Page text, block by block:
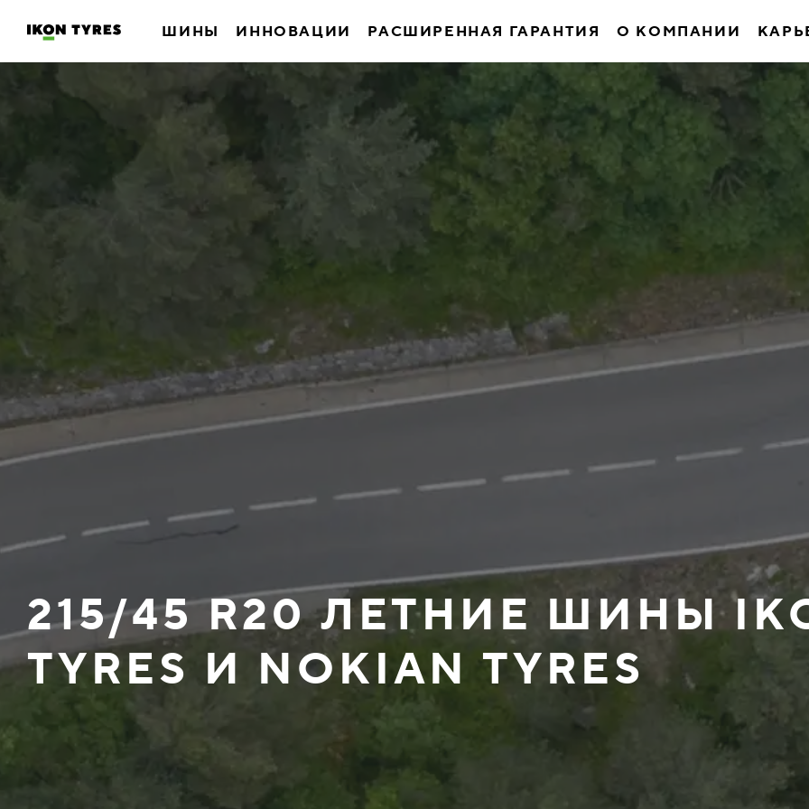
ШИНЫ ИННОВАЦИИ РАСШИРЕННАЯ ГАРАНТИЯ О КОМПАНИИ
215/45 R20 ЛЕТНИЕ ШИНЫ
TYRES И NOKIAN TYRES